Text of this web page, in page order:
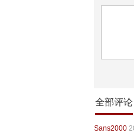
全部评论
Sans2000